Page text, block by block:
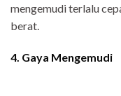
mengemudi terlalu
berat.
4. Gaya Mengemudi